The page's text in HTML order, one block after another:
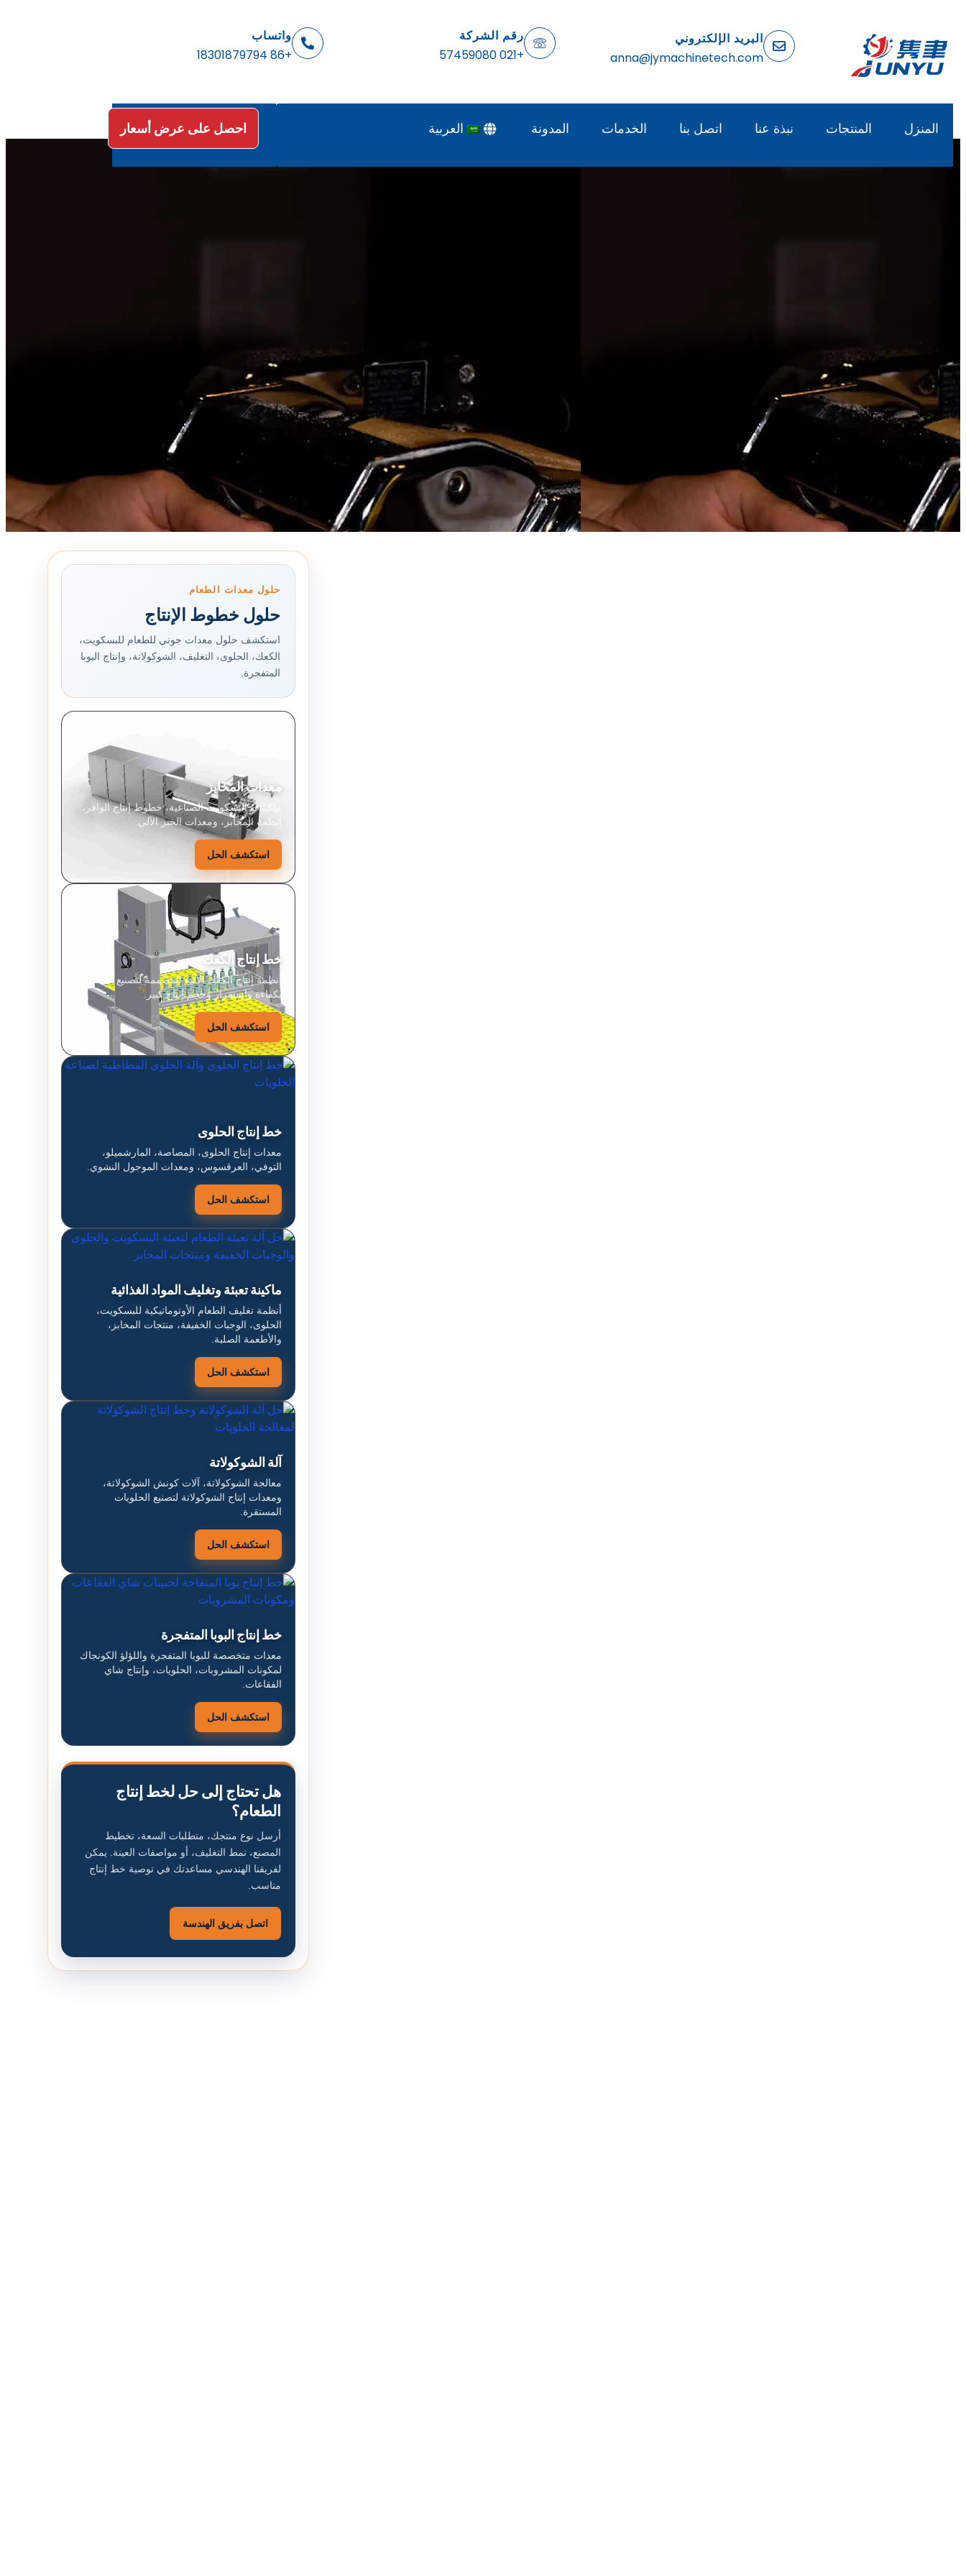
البريد الإلكتروني
anna@jymachinetech.com
رقم الشركة
+021 57459080
واتساب
+86 18301879794
المنزل المنتجات نبذة عنا اتصل بنا الخدمات المدونة العربية احصل على عرض أسعار
حلول معدات الطعام
حلول خطوط الإنتاج
استكشف حلول معدات جوني للطعام للبسكويت،
الكعك، الحلوى، التغليف، الشوكولاتة، وإنتاج البوبا
المتفجرة.
معدات المخابز
ماكينات البسكويت الصناعية، خطوط إنتاج الوافر،
أنظمة المخابز، ومعدات الخبز الآلي.
استكشف الحل
خط إنتاج الكعك
أنظمة إنتاج الكعك الآلية المصممة لتصنيع المخابز
بكفاءة واستقرار وحجم إنتاج كبير.
استكشف الحل
خط إنتاج الحلوى
معدات إنتاج الحلوى، المصاصة، المارشميلو،
التوفي، العرقسوس، ومعدات الموجول النشوي.
استكشف الحل
ماكينة تعبئة وتغليف المواد الغذائية
أنظمة تغليف الطعام الأوتوماتيكية للبسكويت،
الحلوى، الوجبات الخفيفة، منتجات المخابز،
والأطعمة الصلبة.
استكشف الحل
آلة الشوكولاتة
معالجة الشوكولاتة، آلات كونش الشوكولاتة،
ومعدات إنتاج الشوكولاتة لتصنيع الحلويات
المستقرة.
استكشف الحل
خط إنتاج البوبا المتفجرة
معدات متخصصة للبوبا المتفجرة واللؤلؤ الكونجاك
لمكونات المشروبات، الحلويات، وإنتاج شاي
الفقاعات.
استكشف الحل
هل تحتاج إلى حل لخط إنتاج
الطعام؟
أرسل نوع منتجك، متطلبات السعة، تخطيط
المصنع، نمط التغليف، أو مواصفات العينة. يمكن
لفريقنا الهندسي مساعدتك في توصية خط إنتاج
مناسب.
اتصل بفريق الهندسة